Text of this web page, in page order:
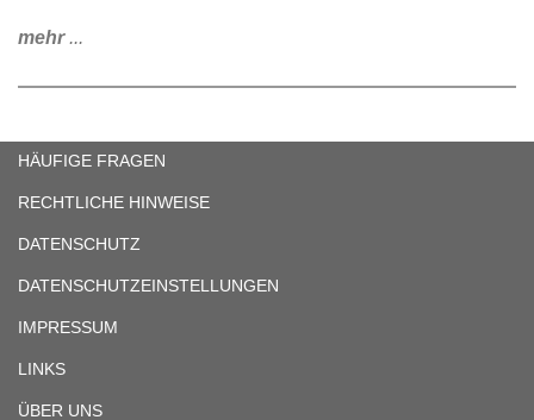
mehr...
HÄUFIGE FRAGEN
RECHTLICHE HINWEISE
DATENSCHUTZ
DATENSCHUTZEINSTELLUNGEN
IMPRESSUM
LINKS
ÜBER UNS